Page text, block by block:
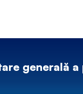
generală